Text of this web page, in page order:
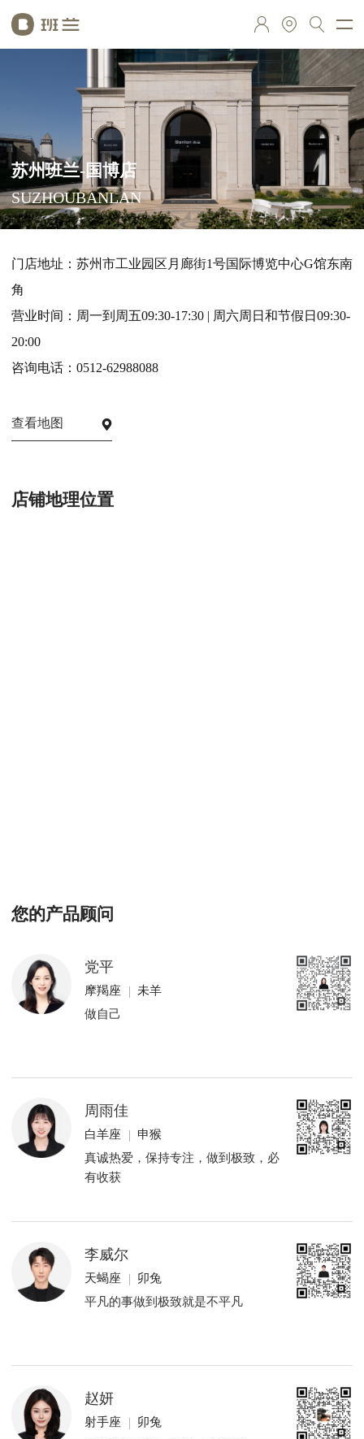
苏州班兰-国博店
SUZHOUBANLAN
门店地址：苏州市工业园区月廊街1号国际博览中心G馆东南
角
营业时间：周一到周五09:30-17:30 | 周六周日和节假日09:30-
20:00
咨询电话：0512-62988088
查看地图
店铺地理位置
您的产品顾问
党平
摩羯座
未羊
做自己
周雨佳
白羊座
申猴
真诚热爱，保持专注，做到极致，必
有收获
李威尔
天蝎座
卯兔
平凡的事做到极致就是不平凡
赵妍
射手座
卯兔